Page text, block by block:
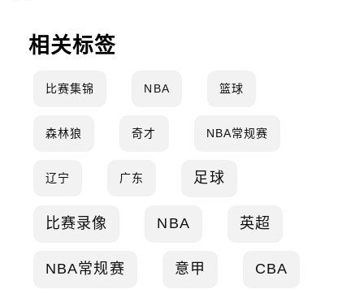
相关标签
比赛集锦 NBA 篮球
森林狼 奇才 NBA常规赛
辽宁 广东 足球
比赛录像 NBA 英超
NBA常规赛 意甲 CBA